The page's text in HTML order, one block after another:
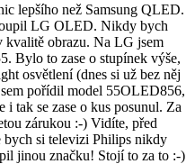
lepšího než Samsung QLED.
LG OLED. Nikdy bych
obrazu. Na LG jsem
Bylo to zase o stupínek výše,
osvětlení (dnes si už bez něj
pořídil model 55OLED856,
tak se zase o kus posunul. Za
zárukou :-) Vidíte, před
bych si televizi Philips nikdy
jinou značku! Stojí to za to :-)